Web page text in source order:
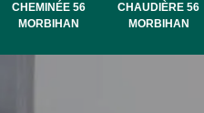
CHEMINÉE 56
MORBIHAN
CHAUDIÈRE 56
MORBIHAN